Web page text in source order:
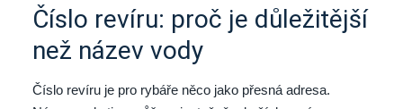
Číslo revíru: proč je důležitější
než název vody
Číslo revíru je pro rybáře něco jako přesná adresa.